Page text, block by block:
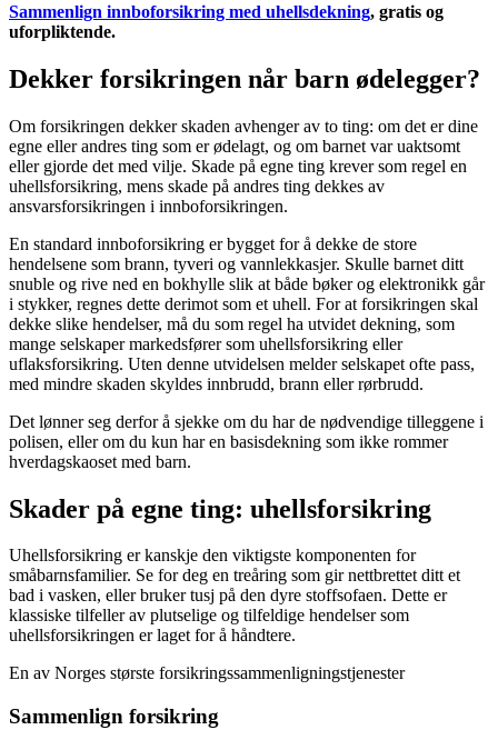
Sammenlign innboforsikring med uhellsdekning, gratis og
uforpliktende.
Dekker forsikringen når barn ødelegger?
Om forsikringen dekker skaden avhenger av to ting: om det er dine
egne eller andres ting som er ødelagt, og om barnet var uaktsomt
eller gjorde det med vilje. Skade på egne ting krever som regel en
uhellsforsikring, mens skade på andres ting dekkes av
ansvarsforsikringen i innboforsikringen.
En standard innboforsikring er bygget for å dekke de store
hendelsene som brann, tyveri og vannlekkasjer. Skulle barnet ditt
snuble og rive ned en bokhylle slik at både bøker og elektronikk går
i stykker, regnes dette derimot som et uhell. For at forsikringen skal
dekke slike hendelser, må du som regel ha utvidet dekning, som
mange selskaper markedsfører som uhellsforsikring eller
uflaksforsikring. Uten denne utvidelsen melder selskapet ofte pass,
med mindre skaden skyldes innbrudd, brann eller rørbrudd.
Det lønner seg derfor å sjekke om du har de nødvendige tilleggene i
polisen, eller om du kun har en basisdekning som ikke rommer
hverdagskaoset med barn.
Skader på egne ting: uhellsforsikring
Uhellsforsikring er kanskje den viktigste komponenten for
småbarnsfamilier. Se for deg en treåring som gir nettbrettet ditt et
bad i vasken, eller bruker tusj på den dyre stoffsofaen. Dette er
klassiske tilfeller av plutselige og tilfeldige hendelser som
uhellsforsikringen er laget for å håndtere.
En av Norges største forsikringssammenligningstjenester
Sammenlign forsikring